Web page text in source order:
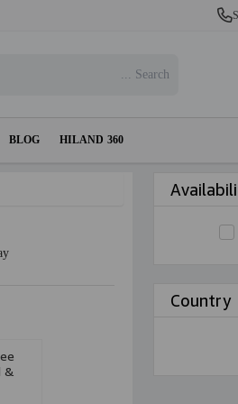
BLOG HILAND 360
Country
&